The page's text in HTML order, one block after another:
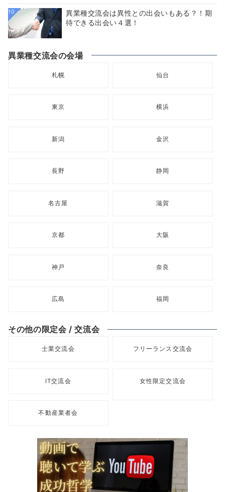
10
異業種交流会は異性との出会いもある？！期
待できる出会い４選！
異業種交流会の会場
札幌 仙台
東京 横浜
新潟 金沢
長野 静岡
名古屋 滋賀
京都 大阪
神戸 奈良
広島 福岡
その他の限定会 / 交流会
士業交流会 フリーランス交流会
IT交流会 女性限定交流会
不動産業者会